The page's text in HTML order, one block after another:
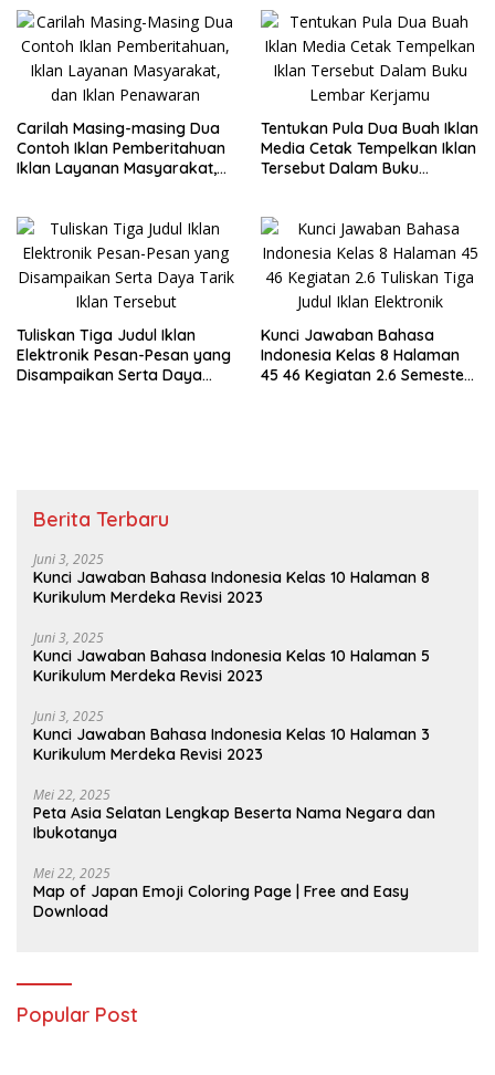
Carilah Masing-masing Dua
Contoh Iklan Pemberitahuan
Iklan Layanan Masyarakat,
Tentukan Pula Dua Buah Iklan
Media Cetak Tempelkan Iklan
Tersebut Dalam Buku
Tuliskan Tiga Judul Iklan
Elektronik Pesan-Pesan yang
Disampaikan Serta Daya
Kunci Jawaban Bahasa
Indonesia Kelas 8 Halaman
45 46 Kegiatan 2.6 Semester
Berita Terbaru
Juni 3, 2025
Kunci Jawaban Bahasa Indonesia Kelas 10 Halaman 8
Kurikulum Merdeka Revisi 2023
Juni 3, 2025
Kunci Jawaban Bahasa Indonesia Kelas 10 Halaman 5
Kurikulum Merdeka Revisi 2023
Juni 3, 2025
Kunci Jawaban Bahasa Indonesia Kelas 10 Halaman 3
Kurikulum Merdeka Revisi 2023
Mei 22, 2025
Peta Asia Selatan Lengkap Beserta Nama Negara dan
Ibukotanya
Mei 22, 2025
Map of Japan Emoji Coloring Page | Free and Easy
Download
Popular Post